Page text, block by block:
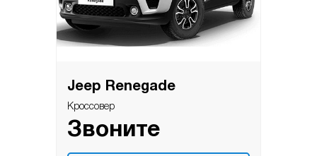
Jeep Renegade
Кроссовер
Звоните